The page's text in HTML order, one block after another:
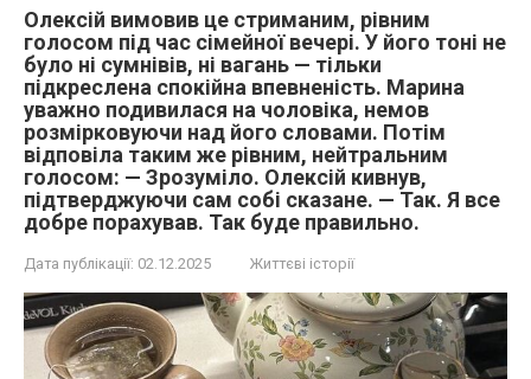
Олексій вимовив це стриманим, рівним
голосом під час сімейної вечері. У його тоні не
було ні сумнівів, ні вагань — тільки
підкреслена спокійна впевненість. Марина
уважно подивилася на чоловіка, немов
розмірковуючи над його словами. Потім
відповіла таким же рівним, нейтральним
голосом: — Зрозуміло. Олексій кивнув,
підтверджуючи сам собі сказане. — Так. Я все
добре порахував. Так буде правильно.
Дата публікації: 02.12.2025 Життєві історії